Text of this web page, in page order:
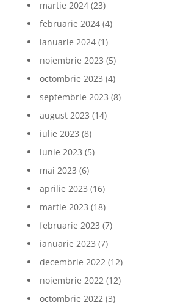
martie 2024(23)
februarie 2024(4)
ianuarie 2024(1)
noiembrie 2023 (5)
octombrie 2023 (4)
septembrie 2023 (8)
august 2023 (14)
iulie 2023 (8)
iunie 2023 (5)
mai 2023 (6)
aprilie 2023 (16)
martie 2023 (18)
februarie 2023 (7)
ianuarie 2023 (7)
decembrie 2022(12)
noiembrie 2022(12)
octombrie 2022(3)